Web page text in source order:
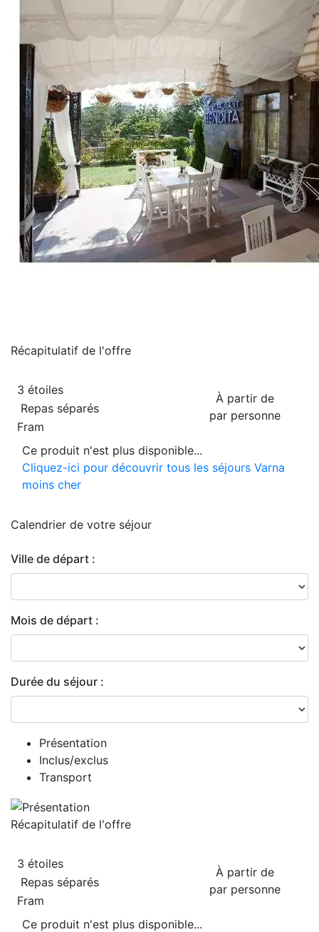
Récapitulatif de l'offre
À partir de
par personne
3 étoiles
Repas séparés
Fram
Ce produit n'est plus disponible...
Cliquez-ici pour découvrir tous les séjours Varna
moins cher
Calendrier de votre séjour
Ville de départ :
Mois de départ :
Durée du séjour :
Présentation
Inclus/exclus
Transport
Récapitulatif de l'offre
À partir de
par personne
3 étoiles
Repas séparés
Fram
Ce produit n'est plus disponible...